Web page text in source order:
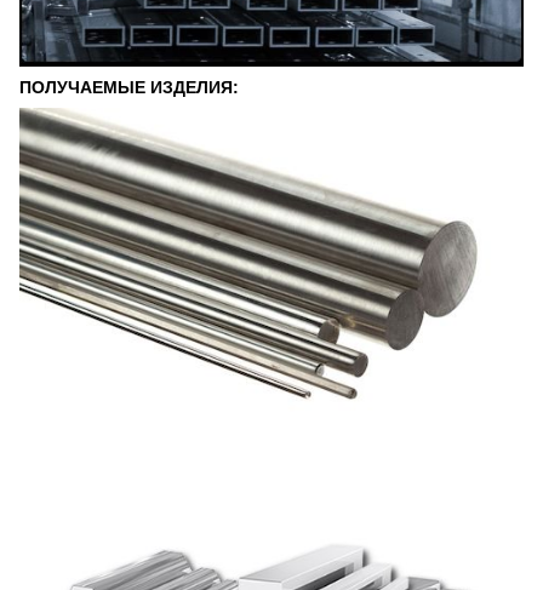
ПОЛУЧАЕМЫЕ ИЗДЕЛИЯ: